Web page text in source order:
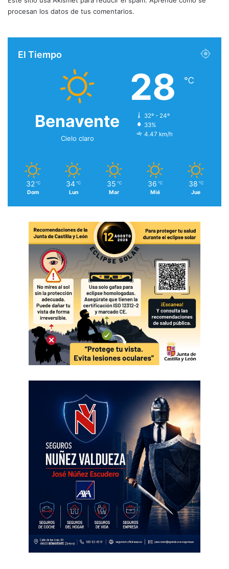
procesan los datos de tus comentarios.
El Tiempo
Benavente
Cielo claro
28 ℃
32º - 24º
33%
4.47 km/h
32 ℃
Dom
34 ℃
Lun
35 ℃
Mar
36 ℃
Mié
38 ℃
Jue